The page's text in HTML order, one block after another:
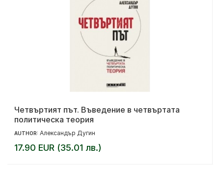
Четвъртият път. Въведение в четвъртата
политическа теория
AUTHOR: Александър Дугин
17.90 EUR (35.01 лв.)